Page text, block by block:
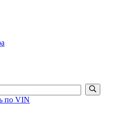
по VIN